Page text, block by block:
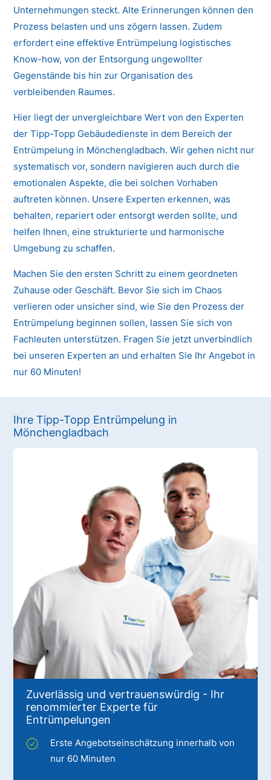
Unternehmungen steckt. Alte Erinnerungen können den
Prozess belasten und uns zögern lassen. Zudem
erfordert eine effektive Entrümpelung logistisches
Know-how, von der Entsorgung ungewollter
Gegenstände bis hin zur Organisation des
verbleibenden Raumes.
Hier liegt der unvergleichbare Wert von den Experten
der Tipp-Topp Gebäudedienste in dem Bereich der
Entrümpelung in Mönchengladbach. Wir gehen nicht nur
systematisch vor, sondern navigieren auch durch die
emotionalen Aspekte, die bei solchen Vorhaben
auftreten können. Unsere Experten erkennen, was
behalten, repariert oder entsorgt werden sollte, und
helfen Ihnen, eine strukturierte und harmonische
Umgebung zu schaffen.
Machen Sie den ersten Schritt zu einem geordneten
Zuhause oder Geschäft. Bevor Sie sich im Chaos
verlieren oder unsicher sind, wie Sie den Prozess der
Entrümpelung beginnen sollen, lassen Sie sich von
Fachleuten unterstützen. Fragen Sie jetzt unverbindlich
bei unseren Experten an und erhalten Sie Ihr Angebot in
nur 60 Minuten!
Ihre Tipp-Topp Entrümpelung in
Mönchengladbach
Zuverlässig und vertrauenswürdig - Ihr
renommierter Experte für
Entrümpelungen
Erste Angebotseinschätzung innerhalb von
nur 60 Minuten